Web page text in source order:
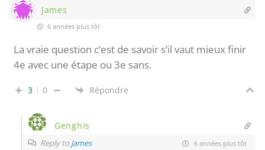
James
6 années plus tôt
La vraie question c’est de savoir s’il vaut mieux finir
4e avec une étape ou 3e sans.
3 0 Répondre
Genghis
Reply to James 6 années plus tôt